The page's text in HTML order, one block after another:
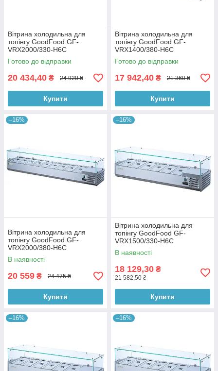
Вітрина холодильна для
топінгу GoodFood GF-
VRX2000/330-H6C
Готово до відправки
20 434,40 ₴ 24 920 ₴
Купити
Вітрина холодильна для
топінгу GoodFood GF-
VRX1400/380-H6C
Готово до відправки
17 942,40 ₴ 21 360 ₴
Купити
–16%
Вітрина холодильна для
топінгу GoodFood GF-
VRX2000/380-H6C
В наявності
20 559 ₴ 24 475 ₴
Купити
–16%
Вітрина холодильна для
топінгу GoodFood GF-
VRX1500/330-H6C
В наявності
18 129,30 ₴
21 582,50 ₴
Купити
–16% –16%